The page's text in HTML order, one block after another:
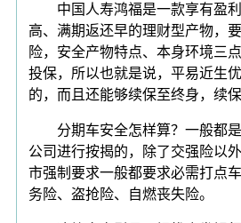
中国人寿鸿福是一款享有盈利
高、满期返还早的理财型产物，
险，安全产物特点、本身环境三
投保，所以也就是说，平易近生
的，而且还能够续保至终身，续保
分期车安全怎样算？一般都是
公司进行按揭的，除了交强险以
市强制要求一般都要求必需打点
务险、盗抢险、自燃丧失险。